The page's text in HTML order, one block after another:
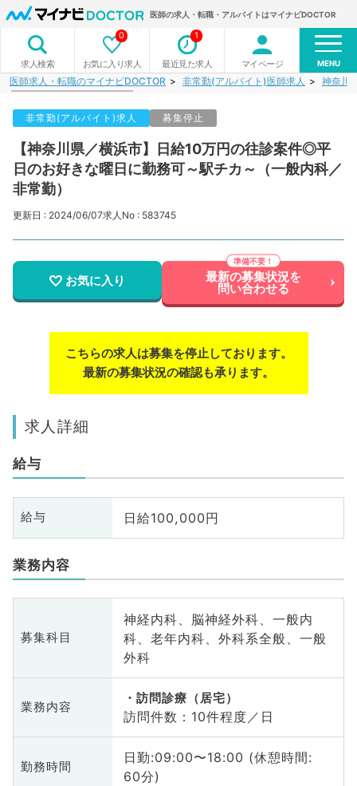
医師の求人・転職・アルバイトはマイナビDOCTOR
求人検索 お気に入り求人
0
最近見た求人
1
マイページ MENU
医師求人・転職のマイナビDOCTOR 非常勤(アルバイト)医師求人 神奈川
非常勤(アルバイト)求人 募集停止
【神奈川県／横浜市】日給10万円の往診案件◎平
日のお好きな曜日に勤務可～駅チカ～（一般内科／
非常勤）
更新日 : 2024/06/07求人No : 583745
お気に入り 最新の募集状況を
問い合わせる
こちらの求人は募集を停止しております。
最新の募集状況の確認も承ります。
求人詳細
給与
給与 日給100,000円
業務内容
募集科目
神経内科、脳神経外科、一般内
科、老年内科、外科系全般、一般
外科
業務内容
訪問診療（居宅）
訪問件数：10件程度／日
勤務時間
日勤:09:00〜18:00 (休憩時間:
60分)